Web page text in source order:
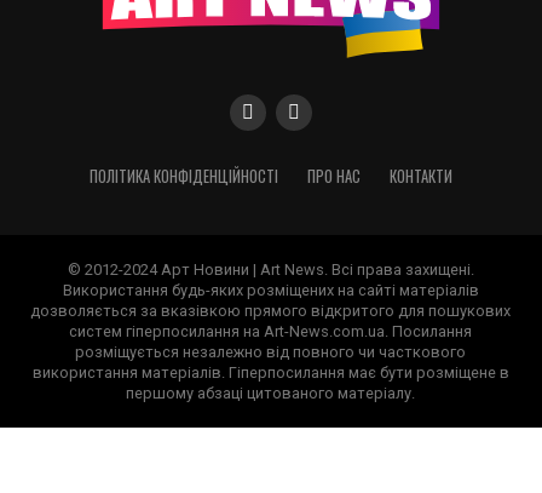
ПОЛІТИКА КОНФІДЕНЦІЙНОСТІ ПРО НАС КОНТАКТИ
© 2012-2024 Арт Новини | Art News. Всі права захищені.
Використання будь-яких розміщених на сайті матеріалів
дозволяється за вказівкою прямого відкритого для пошукових
систем гіперпосилання на Art-News.com.ua. Посилання
розміщується незалежно від повного чи часткового
використання матеріалів. Гіперпосилання має бути розміщене в
першому абзаці цитованого матеріалу.